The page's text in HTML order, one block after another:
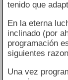
tenido que
En la eterna
inclinado (por
programación
siguientes
Una vez